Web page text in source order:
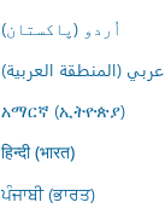
اُردو (پاکستان)
عربي (المنطقة العربية)
አማርኛ (ኢትዮጵያ)
हिन्दी (भारत)
ਪੰਜਾਬੀ (ਭਾਰਤ)